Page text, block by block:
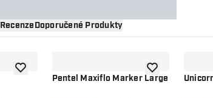
RecenzeDoporučené Produkty
Přidat do seznamu přání
Pentel Maxiflo Marker Large
Přidat do